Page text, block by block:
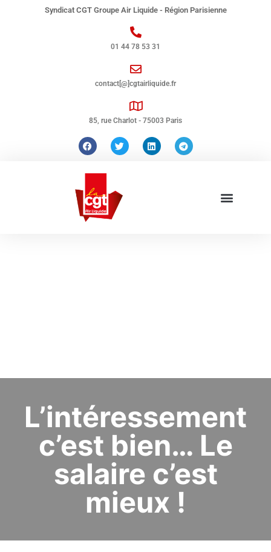
Syndicat CGT Groupe Air Liquide - Région Parisienne
01 44 78 53 31
contact[@]cgtairliquide.fr
85, rue Charlot - 75003 Paris
L’intéressement
c’est bien… Le
salaire c’est
mieux !